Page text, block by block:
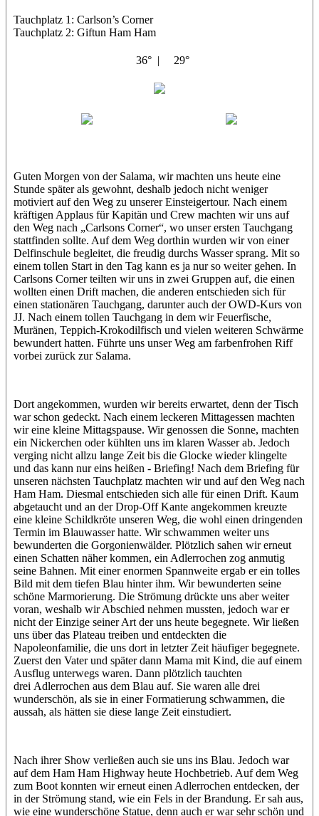
Tauchplatz 1: Carlson’s Corner
Tauchplatz 2: Giftun Ham Ham
36° | 29°
Guten Morgen von der Salama, wir machten uns heute eine
Stunde später als gewohnt, deshalb jedoch nicht weniger
motiviert auf den Weg zu unserer Einsteigertour. Nach einem
kräftigen Applaus für Kapitän und Crew machten wir uns auf
den Weg nach „Carlsons Corner“, wo unser ersten Tauchgang
stattfinden sollte. Auf dem Weg dorthin wurden wir von einer
Delfinschule begleitet, die freudig durchs Wasser sprang. Mit so
einem tollen Start in den Tag kann es ja nur so weiter gehen. In
Carlsons Corner teilten wir uns in zwei Gruppen auf, die einen
wollten einen Drift machen, die anderen entschieden sich für
einen stationären Tauchgang, darunter auch der OWD-Kurs von
JJ. Nach einem tollen Tauchgang in dem wir Feuerfische,
Muränen, Teppich-Krokodilfisch und vielen weiteren Schwärme
bewundert hatten. Führte uns unser Weg am farbenfrohen Riff
vorbei zurück zur Salama.
Dort angekommen, wurden wir bereits erwartet, denn der Tisch
war schon gedeckt. Nach einem leckeren Mittagessen machten
wir eine kleine Mittagspause. Wir genossen die Sonne, machten
ein Nickerchen oder kühlten uns im klaren Wasser ab. Jedoch
verging nicht allzu lange Zeit bis die Glocke wieder klingelte
und das kann nur eins heißen - Briefing! Nach dem Briefing für
unseren nächsten Tauchplatz machten wir und auf den Weg nach
Ham Ham. Diesmal entschieden sich alle für einen Drift. Kaum
abgetaucht und an der Drop-Off Kante angekommen kreuzte
eine kleine Schildkröte unseren Weg, die wohl einen dringenden
Termin im Blauwasser hatte. Wir schwammen weiter uns
bewunderten die Gorgonienwälder. Plötzlich sahen wir erneut
einen Schatten näher kommen, ein Adlerrochen zog anmutig
seine Bahnen. Mit einer enormen Spannweite ergab er ein tolles
Bild mit dem tiefen Blau hinter ihm. Wir bewunderten seine
schöne Marmorierung. Die Strömung drückte uns aber weiter
voran, weshalb wir Abschied nehmen mussten, jedoch war er
nicht der Einzige seiner Art der uns heute begegnete. Wir ließen
uns über das Plateau treiben und entdeckten die
Napoleonfamilie, die uns dort in letzter Zeit häufiger begegnete.
Zuerst den Vater und später dann Mama mit Kind, die auf einem
Ausflug unterwegs waren. Dann plötzlich tauchten
drei Adlerrochen aus dem Blau auf. Sie waren alle drei
wunderschön, als sie in einer Formatierung schwammen, die
aussah, als hätten sie diese lange Zeit einstudiert.
Nach ihrer Show verließen auch sie uns ins Blau. Jedoch war
auf dem Ham Ham Highway heute Hochbetrieb. Auf dem Weg
zum Boot konnten wir erneut einen Adlerrochen entdecken, der
in der Strömung stand, wie ein Fels in der Brandung. Er sah aus,
wie eine wunderschöne Statue, denn auch er war sehr schön und